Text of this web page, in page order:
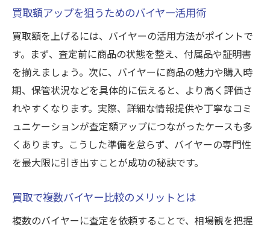
買取額アップを狙うためのバイヤー活用術
買取額を上げるには、バイヤーの活用方法がポイントで
す。まず、査定前に商品の状態を整え、付属品や証明書
を揃えましょう。次に、バイヤーに商品の魅力や購入時
期、保管状況などを具体的に伝えると、より高く評価さ
れやすくなります。実際、詳細な情報提供や丁寧なコミ
ュニケーションが査定額アップにつながったケースも多
くあります。こうした準備を怠らず、バイヤーの専門性
を最大限に引き出すことが成功の秘訣です。
買取で複数バイヤー比較のメリットとは
複数のバイヤーに査定を依頼することで、相場観を把握